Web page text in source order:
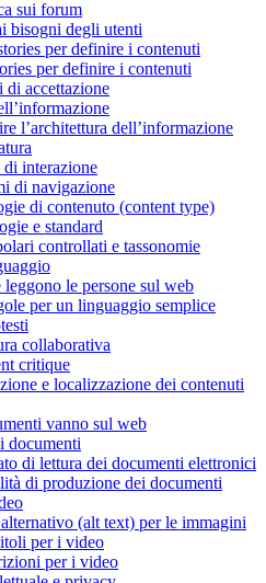
sui forum
bisogni degli utenti
per definire i contenuti
per definire i contenuti
di accettazione
l’architettura dell’informazione
interazione
di navigazione
di contenuto (content type)
e standard
controllati e tassonomie
le persone sul web
per un linguaggio semplice
collaborativa
critique
e localizzazione dei contenuti
vanno sul web
documenti
di lettura dei documenti elettronici
di produzione dei documenti
(alt text) per le immagini
per i video
per i video